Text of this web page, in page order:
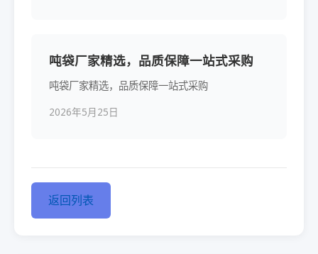
吨袋厂家精选，品质保障一站式采购
吨袋厂家精选，品质保障一站式采购
2026年5月25日
返回列表